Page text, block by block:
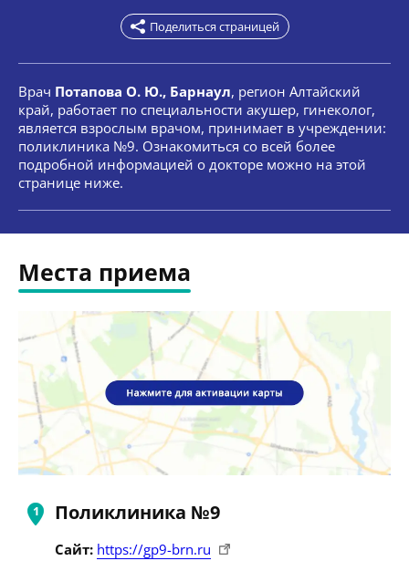
Поделиться страницей
Врач Потапова О. Ю., Барнаул, регион Алтайский
край, работает по специальности акушер, гинеколог,
является взрослым врачом, принимает в учреждении:
поликлиника №9. Ознакомиться со всей более
подробной информацией о докторе можно на этой
странице ниже.
Места приема
Поликлиника №9
Сайт: https://gp9-brn.ru